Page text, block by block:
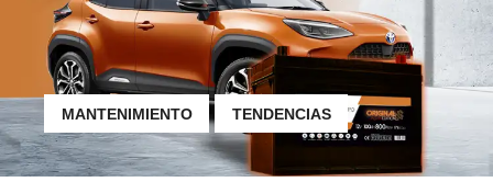
MANTENIMIENTO TENDENCIAS